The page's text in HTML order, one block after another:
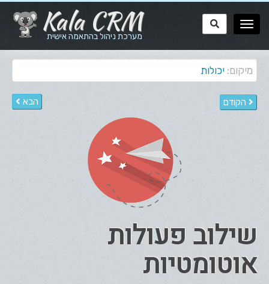
Kala CRM
מערכת ניהול בהתאמה אישית
מיקום: יכולות
הקודם הבא
שילוב פעולות
אוטומטיות